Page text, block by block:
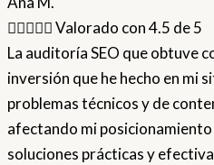
Valorado con 4.5 de 5
La auditoría SEO que obtuve
inversión que he hecho en mi
problemas técnicos y de
afectando mi
soluciones prácticas y